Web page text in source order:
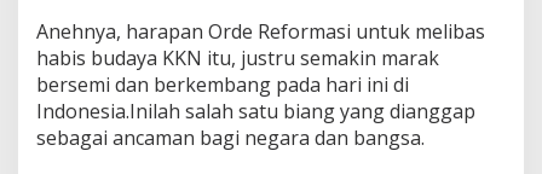
Anehnya, harapan Orde Reformasi untuk melibas
habis budaya KKN itu, justru semakin marak
bersemi dan berkembang pada hari ini di
Indonesia.Inilah salah satu biang yang dianggap
sebagai ancaman bagi negara dan bangsa.